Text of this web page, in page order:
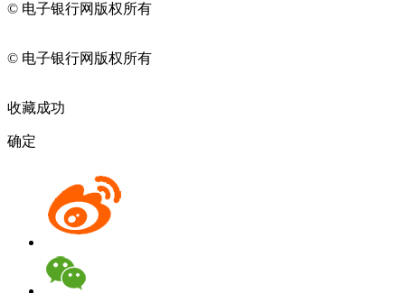
© 电子银行网版权所有
© 电子银行网版权所有
收藏成功
确定